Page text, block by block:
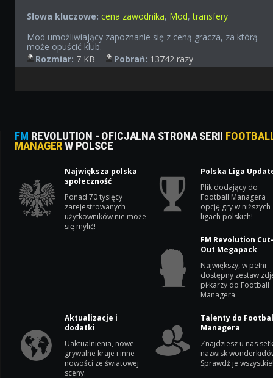
Słowa kluczowe: cena zawodnika, Mod,transfery
Mod umożliwiający zapoznanie się z ceną gracza, za którą
może opuścić klub.
Rozmiar: 7 KB Pobrań: 13742 razy
FM REVOLUTION - OFICJALNA STRONA SERII
MANAGERW POLSCE
Największa polska
społeczność
Ponad 70 tysięcy
zarejestrowanych
użytkowników nie może
się mylić!
Polska Liga
Plik dodający do
Football Managera
opcję gry w niższych
ligach polskich!
FM Revolution
Out Megapack
Największy, w pełni
dostępny zestaw
piłkarzy do Football
Managera.
Aktualizacje i
dodatki
Uaktualnienia, nowe
grywalne kraje i inne
nowości ze światowej
sceny.
Talenty do
Managera
Znajdziesz u nas
nazwisk
Sprawdź je